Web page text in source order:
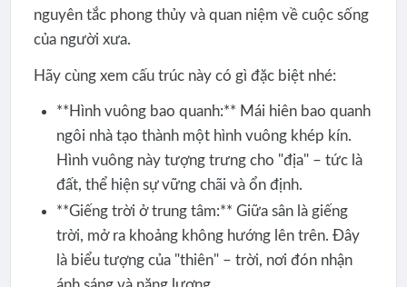
nguyên tắc phong thủy và quan niệm về cuộc sống
của người xưa.
Hãy cùng xem cấu trúc này có gì đặc biệt nhé:
**Hình vuông bao quanh:** Mái hiên bao quanh
ngôi nhà tạo thành một hình vuông khép kín.
Hình vuông này tượng trưng cho "địa" – tức là
đất, thể hiện sự vững chãi và ổn định.
**Giếng trời ở trung tâm:** Giữa sân là giếng
trời, mở ra khoảng không hướng lên trên. Đây
là biểu tượng của "thiên" – trời, nơi đón nhận